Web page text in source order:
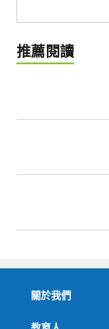
推薦閱讀
關於我們